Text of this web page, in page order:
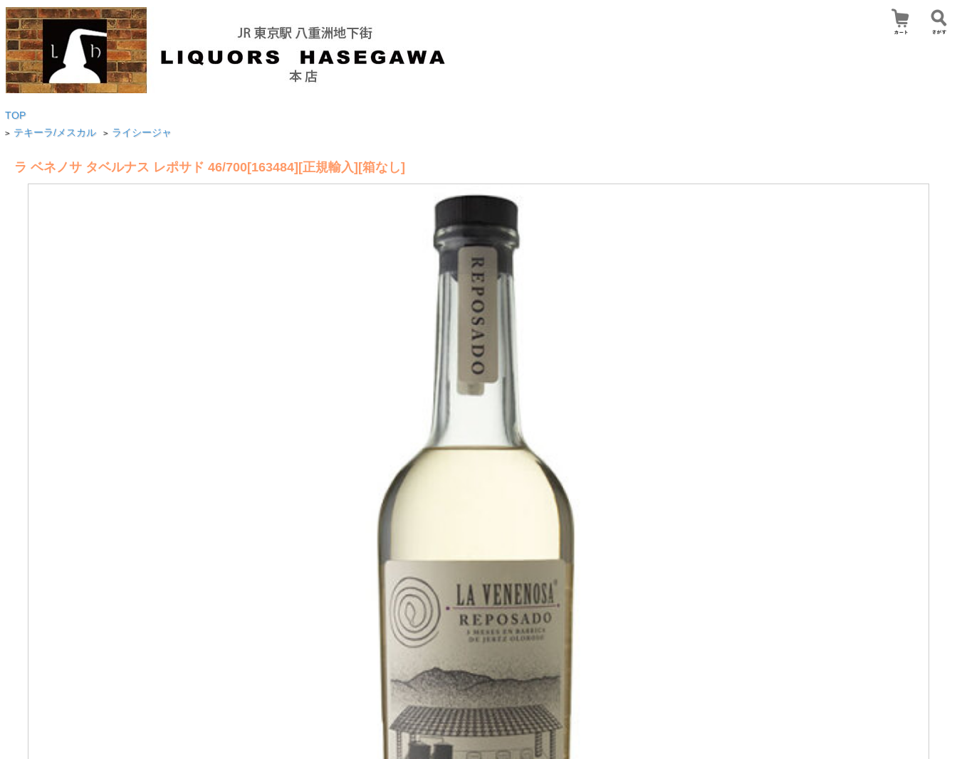
TOP
> テキーラ/メスカル > ライシージャ
ラ ベネノサ タベルナス レポサド 46/700[163484][正規輸入][箱なし]